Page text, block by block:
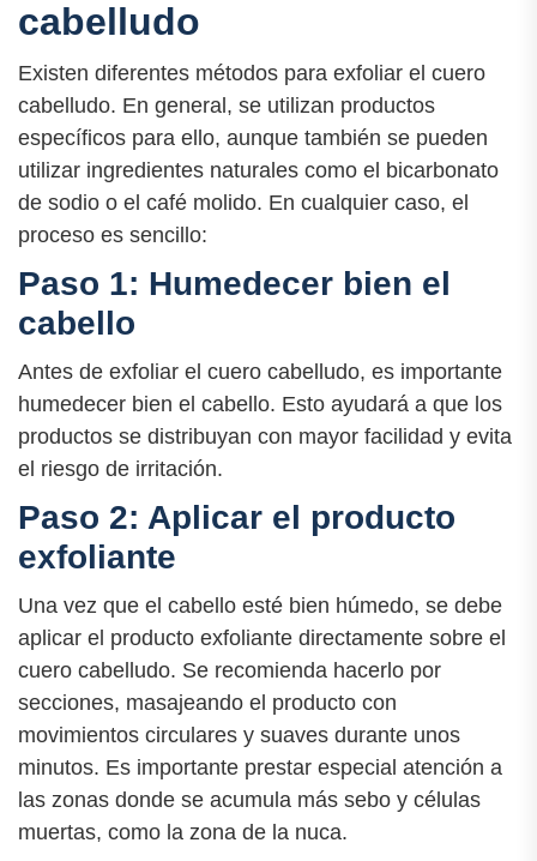
cabelludo
Existen diferentes métodos para exfoliar el cuero
cabelludo. En general, se utilizan productos
específicos para ello, aunque también se pueden
utilizar ingredientes naturales como el bicarbonato
de sodio o el café molido. En cualquier caso, el
proceso es sencillo:
Paso 1: Humedecer bien el
cabello
Antes de exfoliar el cuero cabelludo, es importante
humedecer bien el cabello. Esto ayudará a que los
productos se distribuyan con mayor facilidad y evita
el riesgo de irritación.
Paso 2: Aplicar el producto
exfoliante
Una vez que el cabello esté bien húmedo, se debe
aplicar el producto exfoliante directamente sobre el
cuero cabelludo. Se recomienda hacerlo por
secciones, masajeando el producto con
movimientos circulares y suaves durante unos
minutos. Es importante prestar especial atención a
las zonas donde se acumula más sebo y células
muertas, como la zona de la nuca.